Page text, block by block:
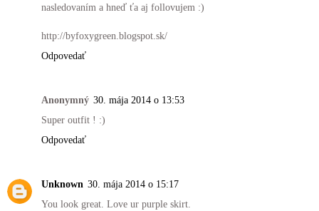
nasledovaním a hneď ťa aj follovujem :)
http://byfoxygreen.blogspot.sk/
Odpovedať
Anonymný 30. mája 2014 o 13:53
Super outfit ! :)
Odpovedať
Unknown 30. mája 2014 o 15:17
You look great. Love ur purple skirt.